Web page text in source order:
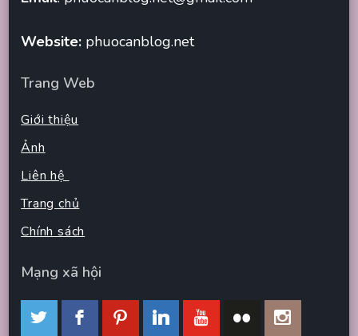
Website: phuocanblog.net
Trang Web
Giới thiệu
Ảnh
Liên hệ
Trang chủ
Chính sách
Mạng xã hội